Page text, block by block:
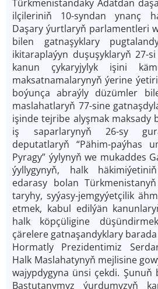
Türkmenistandaky Adatdan
ilçileriniň 10-syndan ynanç
Daşary ýurtlaryň parlamentleri
bilen gatnaşyklary
ikitaraplaýyn duşuşyklaryň 27-
kanun çykaryjylyk işini
maksatnamalarynyň ýerine
boýunça abraýly düzümler
maslahatlaryň 77-sine
işinde tejribe alyşmak maksady
iş saparlarynyň 26-sy
deputatlaryň “Pähim-paýhas
Pyragy” ýylynyň we mukaddes
ýyllygynyň, halk
edarasy bolan
taryhy, syýasy-jemgyýetçilik
etmek, kabul edilýän
halk köpçüligine
çärelere gatnaşandyklary
Hormatly Prezidentimiz
Halk Maslahatynyň mejlisine
wajypdygyna ünsi çekdi.
Baştutanymyz ýurdumyzyň